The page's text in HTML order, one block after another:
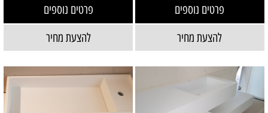
פרטים נוספים
להצעת מחיר
פרטים נוספים
להצעת מחיר